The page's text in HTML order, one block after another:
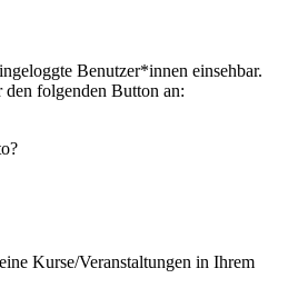
Benutzer*innen einsehbar.
folgenden Button an:
Kurse/Veranstaltungen in Ihrem